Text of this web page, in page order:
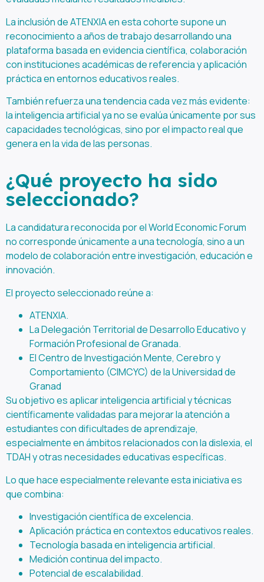
La inclusión de ATENXIA en esta cohorte supone un
reconocimiento a años de trabajo desarrollando una
plataforma basada en evidencia científica, colaboración
con instituciones académicas de referencia y aplicación
práctica en entornos educativos reales.
También refuerza una tendencia cada vez más evidente:
la inteligencia artificial ya no se evalúa únicamente por sus
capacidades tecnológicas, sino por el impacto real que
genera en la vida de las personas.
¿Qué proyecto ha sido
seleccionado?
La candidatura reconocida por el World Economic Forum
no corresponde únicamente a una tecnología, sino a un
modelo de colaboración entre investigación, educación e
innovación.
El proyecto seleccionado reúne a:
ATENXIA.
La Delegación Territorial de Desarrollo Educativo y
Formación Profesional de Granada.
El Centro de Investigación Mente, Cerebro y
Comportamiento (CIMCYC) de la Universidad de
Granad
Su objetivo es aplicar inteligencia artificial y técnicas
científicamente validadas para mejorar la atención a
estudiantes con dificultades de aprendizaje,
especialmente en ámbitos relacionados con la dislexia, el
TDAH y otras necesidades educativas específicas.
Lo que hace especialmente relevante esta iniciativa es
que combina:
Investigación científica de excelencia.
Aplicación práctica en contextos educativos reales.
Tecnología basada en inteligencia artificial.
Medición continua del impacto.
Potencial de escalabilidad.